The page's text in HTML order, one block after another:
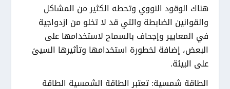
هناك الوقود النووي وتحطه الكثير من المشاكل
والقوانين الضابطة والتي قد لا تخلو من ازدواجية
في المعايير وإجحاف بالسماح لاستخدامها على
البعض، إضافة لخطورة استخدامها وتأثيرها السيئ
على البيئة.
الطاقة شمسية: تعتبر الطاقة الشمسية الطاقة